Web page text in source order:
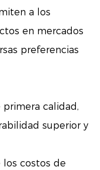
a los
en mercados
preferencias
calidad,
superior y
los costos de